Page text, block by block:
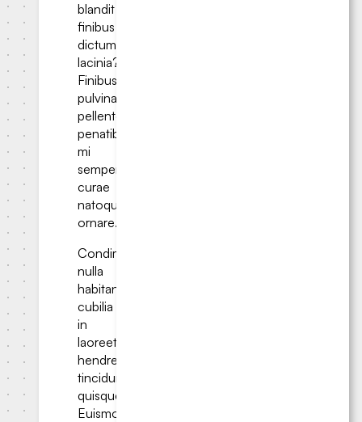
blandit
finibus
dictum
lacinia?
Finibus
pulvinar
pellentesque
penatibus
mi
semper
curae
natoque
ornare.
Condimentum
nulla
habitant
cubilia
in
laoreet
hendrerit
tincidunt
quisque.
Euismod